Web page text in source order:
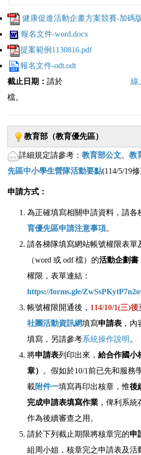
健康促進活動企畫方案競賽-加碼
報名文件-word.docx
提案範例1130816.pdf
報名文件-odt.odt
截止日期： 請於 線
檔。
教育部（教育優先區）
詳細規定請參考： 教育部公文
教
先區中小學生營隊活動要點(114/5/19
申請方式：
為正確填寫相關申請資料，請各
育優先區申請注意事項。
請各梯隊填寫網站帳號權限表單
（word 或 odf 檔）的活動企劃書
權限，表單連結：
https://forms.gle/
帳號權限開通後， 114/10/1(三)後
社團活動資訊網填寫申請表 ，
填寫，另請參考系統操作說明 。
將申請表列印出來， 給合作國小
章）
。假如於10/1前已先和服務
載附件一填寫再印出核章，惟後
完成申請表填寫作業 ，俾利系統
作為後續審查之用。
請於下列截止期限將核章完的申
組周小姐，核章完之申請表及活